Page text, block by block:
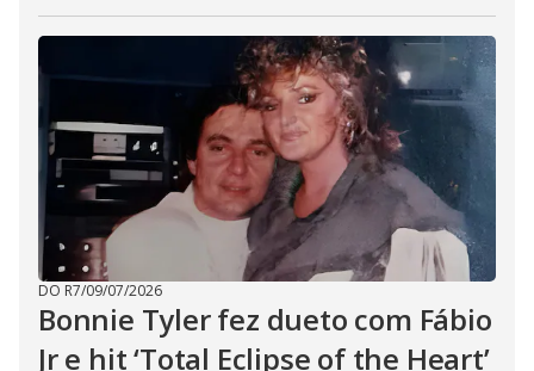
DO R7/09/07/2026
Bonnie Tyler fez dueto com Fábio
Jr e hit ‘Total Eclipse of the Heart’